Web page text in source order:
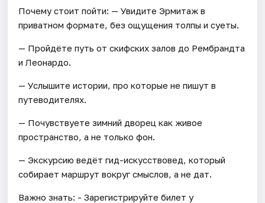
Почему стоит пойти: — Увидите Эрмитаж в
приватном формате, без ощущения толпы и суеты.
— Пройдёте путь от скифских залов до Рембрандта
и Леонардо.
— Услышите истории, про которые не пишут в
путеводителях.
— Почувствуете зимний дворец как живое
пространство, а не только фон.
— Экскурсию ведёт гид-искусствовед, который
собирает маршрут вокруг смыслов, а не дат.
Важно знать: - Зарегистрируйте билет у